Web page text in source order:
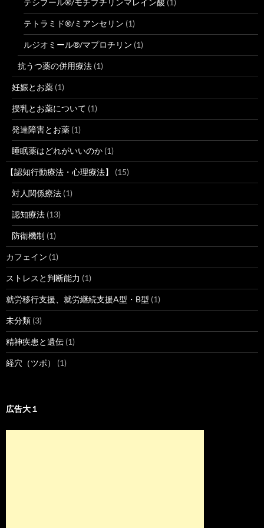
テシプール®/モチプチリンマレイン酸 (1)
テトラミド®/ミアンセリン (1)
ルジオミール®/マプロチリン (1)
抗うつ薬の併用療法 (1)
妊娠とお薬 (1)
授乳とお薬について (1)
発達障害とお薬 (1)
睡眠薬はどれがいいのか (1)
【認知行動療法・心理療法】 (15)
対人関係療法 (1)
認知療法 (13)
防衛機制 (1)
カフェイン (1)
ストレスと判断能力 (1)
就労移行支援、就労継続支援A型・B型 (1)
未分類 (3)
精神疾患と遺伝 (1)
経穴（ツボ） (1)
広告大１